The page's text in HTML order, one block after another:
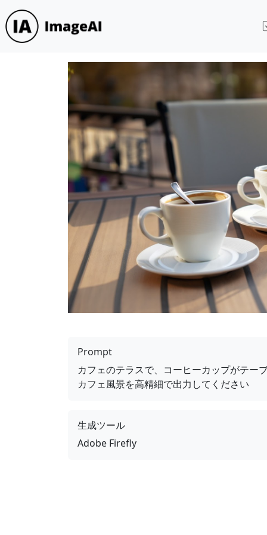
Prompt
カフェのテラスで、コーヒーカップがテー
カフェ風景を高精細で出力してください
生成ツール
Adobe Firefly